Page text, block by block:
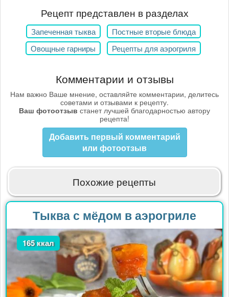
Рецепт представлен в разделах
Запеченная тыква
Постные вторые блюда
Овощные гарниры
Рецепты для аэрогриля
Комментарии и отзывы
Нам важно Ваше мнение, оставляйте комментарии, делитесь
советами и отзывами к рецепту.
Ваш фотоотзыв станет лучшей благодарностью автору
рецепта!
Добавить первый комментарий
или фотоотзыв
Похожие рецепты
Тыква с мёдом в аэрогриле
165 ккал